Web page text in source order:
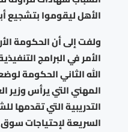
الأهل ليقوموا بتشجيع
ولفت إلى أن الحكومة
الأمر في البرامج
الله الثاني الحكومة
المهني التي يرأس وزير
التدريبية التي تقدمها
السريعة لإحتياجات